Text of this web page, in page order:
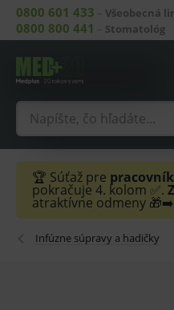
0800 601 433 – Všeobecná
0800 800 441 – Stomatológ
🏆 Súťaž pre
pokračuje 4. kolom ✅.
atraktívne odmeny 🎁➡️
Infúzne súpravy a hadičky